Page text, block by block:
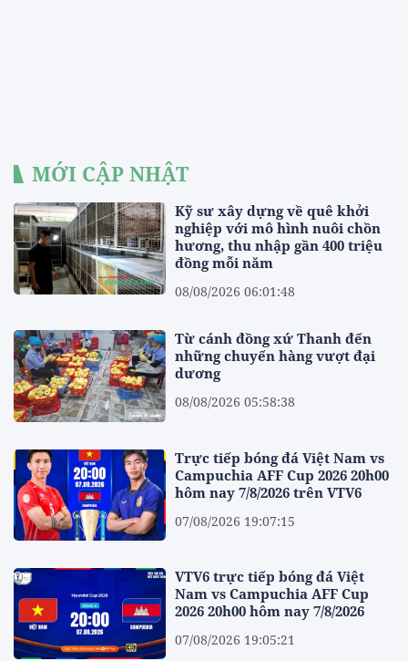
MỚI CẬP NHẬT
Kỹ sư xây dựng về quê khởi
nghiệp với mô hình nuôi chồn
hương, thu nhập gần 400 triệu
đồng mỗi năm
08/08/2026 06:01:48
Từ cánh đồng xứ Thanh đến
những chuyến hàng vượt đại
dương
08/08/2026 05:58:38
Trực tiếp bóng đá Việt Nam vs
Campuchia AFF Cup 2026 20h00
hôm nay 7/8/2026 trên VTV6
07/08/2026 19:07:15
VTV6 trực tiếp bóng đá Việt
Nam vs Campuchia AFF Cup
2026 20h00 hôm nay 7/8/2026
07/08/2026 19:05:21